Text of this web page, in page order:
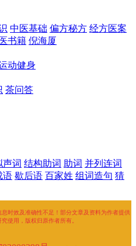
中医基础 偏方秘方 经方医案
书籍 倪海厦
动健身
茶问答
声词 结构助词 助词 并列连词
语 歇后语 百家姓 组词造句 猜
时效及准确性不足！部分文章及资料为作者提供
使用，版权归原作者所有。